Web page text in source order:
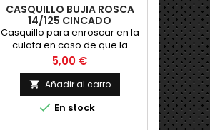
CASQUILLO BUJIA ROSCA
14/125 CINCADO
Casquillo para enroscar en la
culata en caso de que la
rosca de la bujia se haya
pasado de rosca.
Precio
5,00 €
 Añadir al carro
 En stock